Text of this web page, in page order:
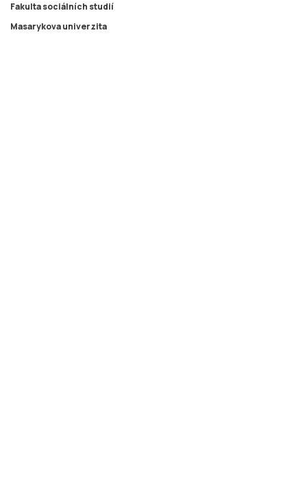
Fakulta sociálních studií
Masarykova univerzita